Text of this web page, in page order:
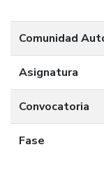
Comunidad
Asignatura
Convocatoria
Fase